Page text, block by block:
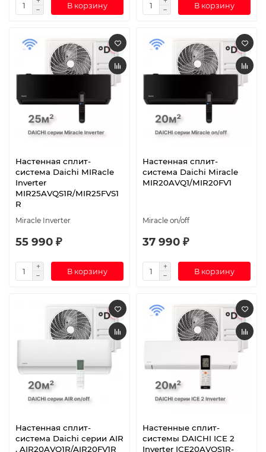
В корзину В корзину
Настенная сплит-
система Daichi MIRacle
Inverter
MIR25AVQS1R/MIR25FVS1
R
Miracle Inverter
55 990 ₽
В корзину
Настенная сплит-
система Daichi Miracle
MIR20AVQ1/MIR20FV1
Miracle on/off
37 990 ₽
В корзину
Настенная сплит-
система Daichi серии AIR
, AIR20AVQ1R/AIR20FV1R
Настенные сплит-
системы DAICHI ICE 2
Inverter ICE20AVQS1R-